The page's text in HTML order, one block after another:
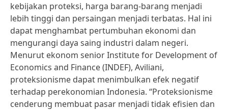
kebijakan proteksi, harga barang-barang menjadi
lebih tinggi dan persaingan menjadi terbatas. Hal ini
dapat menghambat pertumbuhan ekonomi dan
mengurangi daya saing industri dalam negeri.
Menurut ekonom senior Institute for Development of
Economics and Finance (INDEF), Aviliani,
proteksionisme dapat menimbulkan efek negatif
terhadap perekonomian Indonesia. “Proteksionisme
cenderung membuat pasar menjadi tidak efisien dan